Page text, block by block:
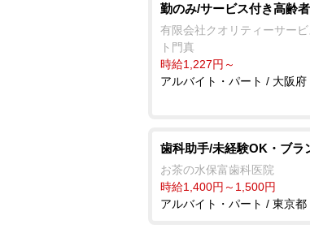
勤のみ/サービス付き高齢
有限会社クオリティーサー
ト門真
時給1,227円～
アルバイト・パート / 大阪府
歯科助手/未経験OK・ブラ
お茶の水保富歯科医院
時給1,400円～1,500円
アルバイト・パート / 東京都